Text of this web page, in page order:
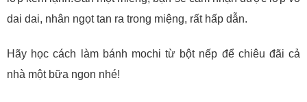
dai dai, nhân ngọt tan ra trong miệng, rất hấp dẫn.
Hãy học cách làm bánh mochi từ bột nếp để chiêu đãi cả
nhà một bữa ngon nhé!